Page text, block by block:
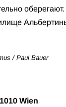
/ Paul Bauer
Wien